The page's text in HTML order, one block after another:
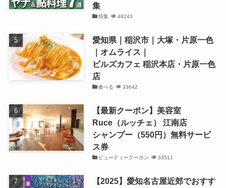
集
特集 48243
愛知県｜稲沢市｜大塚・片原一色
｜オムライス｜
ビルズカフェ 稲沢本店・片原一色
店
食べる 33642
【最新クーポン】美容室
Ruce（ルッチェ） 江南店
シャンプー（550円）無料サービ
ス券
ビューティークーポン 33511
【2025】愛知名古屋近郊でおすす